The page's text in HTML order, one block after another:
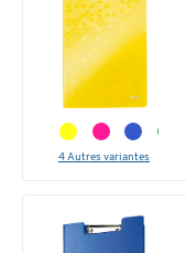
4 Autres variantes